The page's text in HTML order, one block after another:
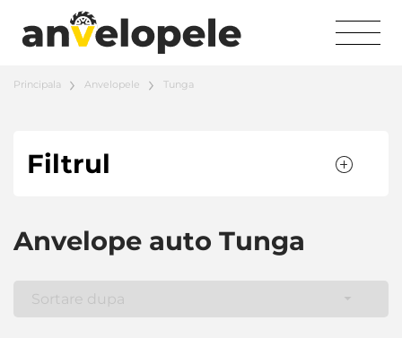
Principala Anvelopele Tunga
Filtrul
Anvelope auto Tunga